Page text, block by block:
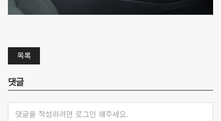
목록
댓글
댓글을 작성하려면 로그인 해주세요.